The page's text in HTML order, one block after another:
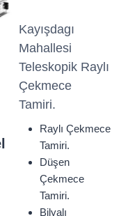
Kayışdagı
Mahallesi
Teleskopik Raylı
Çekmece
Tamiri.
Raylı Çekmece
Tamiri.
Düşen
Çekmece
Tamiri.
Bilyalı